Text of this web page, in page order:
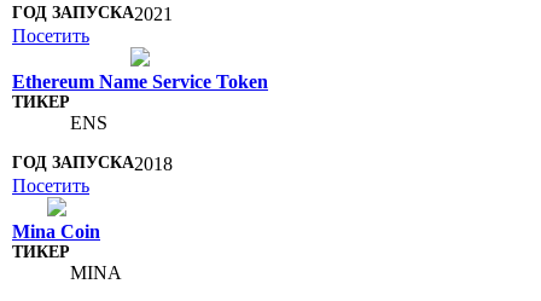
2021
Посетить
Ethereum Name Service Token
ENS
2018
Посетить
Mina Coin
MINA